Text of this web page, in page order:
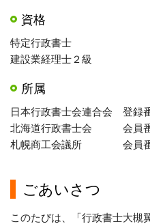
資格
特定行政書士
建設業経理士２級
所属
日本行政書士会連合会 登録
北海道行政書士会 会員
札幌商工会議所 会員番
ごあいさつ
このたびは、「行政書士大槻